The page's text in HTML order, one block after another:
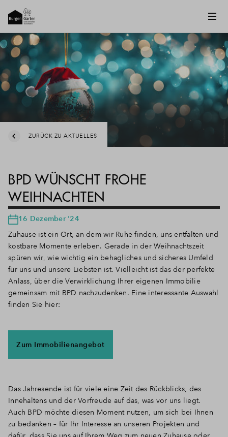
ZURÜCK ZU AKTUELLES
BPD WÜNSCHT FROHE
WEIHNACHTEN
16 Dezember '24
Zuhause ist ein Ort, an dem wir Ruhe finden, uns entfalten und
kostbare Momente erleben. Gerade in der Weihnachtszeit
spüren wir, wie wichtig ein behagliches und sicheres Umfeld
für uns und unsere Liebsten ist. Vielleicht ist das der perfekte
Anlass, über die Verwirklichung Ihrer eigenen Immobilie
gemeinsam mit BPD nachzudenken. Eine interessante Auswahl
finden Sie hier:
Zum Immobilienangebot
Das Jahresende ist für viele eine Zeit des Rückblicks, des
Innehaltens und der Vorfreude auf das, was vor uns liegt.
Auch BPD möchte diesen Moment nutzen, um sich bei Ihnen
zu bedanken – für Ihr Interesse an unseren Projekten und